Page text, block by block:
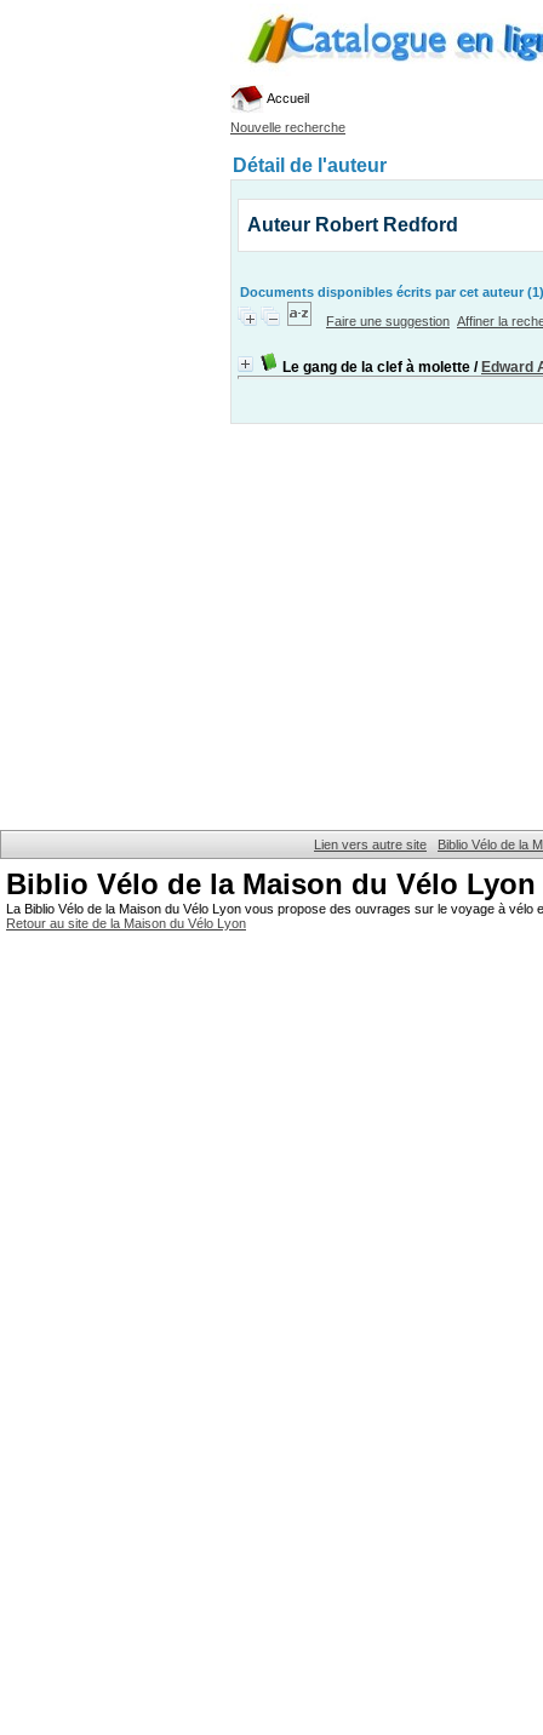
Accueil
Nouvelle recherche
Détail de l'auteur
Auteur Robert Redford
Documents disponibles écrits par cet auteur (1)
Faire une suggestion Affiner la
Le gang de la clef à molette / Edward
Lien vers autre site Biblio Vélo de la
Biblio Vélo de la Maison du Vélo Lyon
La Biblio Vélo de la Maison du Vélo Lyon vous propose des ouvrages sur le voyage à
Retour au site de la Maison du Vélo Lyon